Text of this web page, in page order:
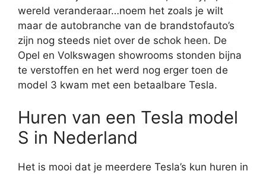
wereld veranderaar…noem het zoals je wilt
maar de autobranche van de brandstofauto’s
zijn nog steeds niet over de schok heen. De
Opel en Volkswagen showrooms stonden bijna
te verstoffen en het werd nog erger toen de
model 3 kwam met een betaalbare Tesla.
Huren van een Tesla model
S in Nederland
Het is mooi dat je meerdere Tesla’s kun huren in